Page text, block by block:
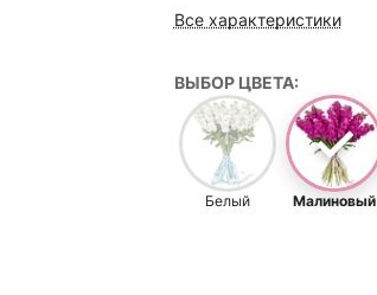
Все характеристики
ВЫБОР ЦВЕТА:
Белый Малиновый